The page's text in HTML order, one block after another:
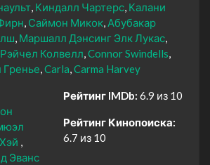
Киндалл Чартерс Калани
Саймон Микок Абубакар
Маршалл Дэнсинг Элк Лукас
Рэйчел Колвелл Connor Swindells
Гренье Carla Carma Harvey
Эванс
Рейтинг IMDb: 6.9 из 10
Рейтинг Кинопоиска:
6.7 из 10